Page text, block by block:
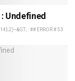
Undefined
&GT; : ## ERROR # 53